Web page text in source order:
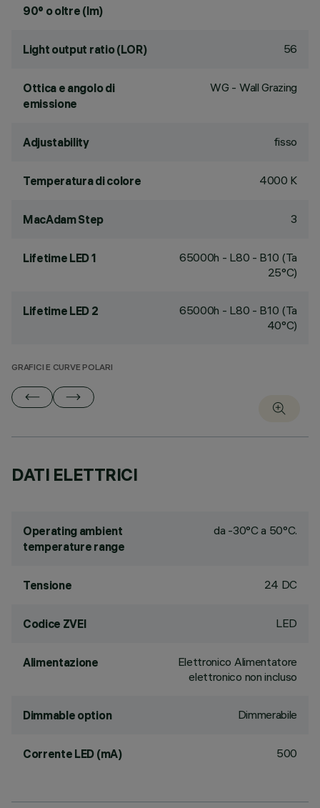
90° o oltre (lm)
Light output ratio (LOR) 56
Ottica e angolo di
emissione
WG - Wall Grazing
Adjustability fisso
Temperatura di colore 4000 K
MacAdam Step 3
Lifetime LED 1
65000h - L80 - B10 (Ta
25°C)
Lifetime LED 2
65000h - L80 - B10 (Ta
40°C)
GRAFICI E CURVE POLARI
DATI ELETTRICI
Operating ambient
temperature range
da -30°C a 50°C.
Tensione 24 DC
Codice ZVEI LED
Alimentazione
Elettronico Alimentatore
elettronico non incluso
Dimmable option Dimmerabile
Corrente LED (mA) 500